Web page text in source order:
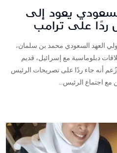
يعود إلى
العهد السعودي محمد بن سلمان،
دبلوماسية مع إسرائيل، قديم
2024، وليس كما زُعم أنه جاء ردًا على تصريحات الرئيس
مع اجتماع الرئيس...